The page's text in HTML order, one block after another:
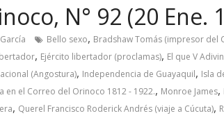
N° 92 (20 Ene.
Bello sexo, Bradshaw Tomás (impresor del
, Ejército libertador (proclamas), El que V
(Angostura), Independencia de Guayaquil, Isla
en el Correo del Orinoco 1812 - 1922., Monroe James,
, Querel Francisco Roderick Andrés (viaje a Cúcuta),